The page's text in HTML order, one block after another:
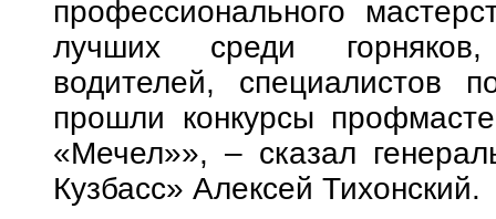
профессионального
лучших среди горняков,
водителей, специалистов
прошли конкурсы
«Мечел»», – сказал
Кузбасс» Алексей Тихонский.